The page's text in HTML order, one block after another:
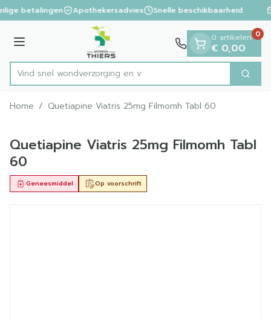
Ga naar de inhoud
1 van 1
betalingen Apothekersadvies Snelle beschikbaarheid
Menu
Product, merk, categorie...
Vind snel wondverzor Zoek
0 artikelen
€ 0,00
0
Home / Quetiapine Viatris 25mg Filmomh Tabl 60
Quetiapine Viatris 25mg Filmomh Tabl
60
Op voorschrift
Geneesmiddel